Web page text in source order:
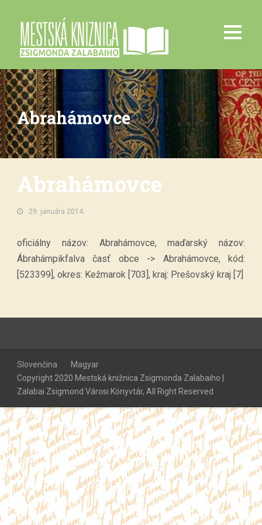
Abrahámovce
Abrahámovce
29. januára 2014.
oficiálny názov: Abrahámovce, maďarský názov:
Ábrahámpikfalva časť obce -> Abrahámovce, kód:
[523399], okres: Kežmarok [703], kraj: Prešovský kraj [7]
Slovenčina
Magyar
Copyright 2020 Mestská knižnica Zsigmonda Zalabaiho |
Zalabai Zsigmond Városi Könyvtár, All Right Reserved